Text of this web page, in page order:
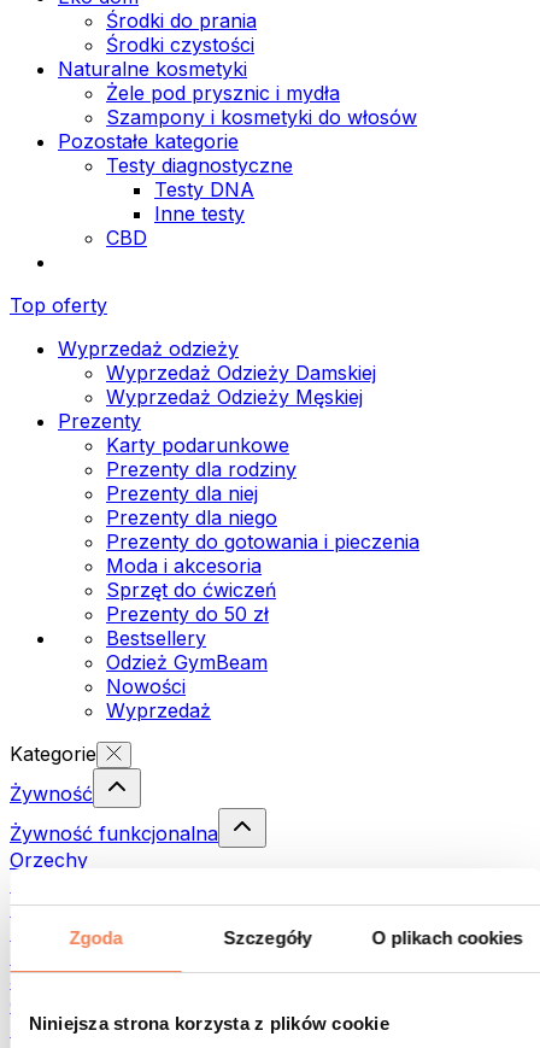
Zgoda Szczegóły O plikach cookies
Niniejsza strona korzysta z plików cookie
Środki do prania
Środki czystości
Naturalne kosmetyki
Żele pod prysznic i mydła
Szampony i kosmetyki do włosów
Pozostałe kategorie
Testy diagnostyczne
Testy DNA
Inne testy
CBD
Top oferty
Wyprzedaż odzieży
Wyprzedaż Odzieży Damskiej
Wyprzedaż Odzieży Męskiej
Prezenty
Karty podarunkowe
Prezenty dla rodziny
Prezenty dla niej
Prezenty dla niego
Prezenty do gotowania i pieczenia
Moda i akcesoria
Sprzęt do ćwiczeń
Prezenty do 50 zł
Bestsellery
Odzież GymBeam
Nowości
Wyprzedaż
Kategorie
Żywność
Żywność funkcjonalna
Orzechy
Pasty i kremy do smarowania
Jajka
Chleb i pieczywo
Mięso